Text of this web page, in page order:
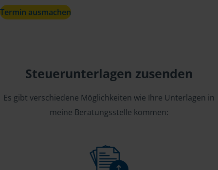
Termin ausmachen
Steuerunterlagen zusenden
Es gibt verschiedene Möglichkeiten wie Ihre Unterlagen in
meine Beratungsstelle kommen: